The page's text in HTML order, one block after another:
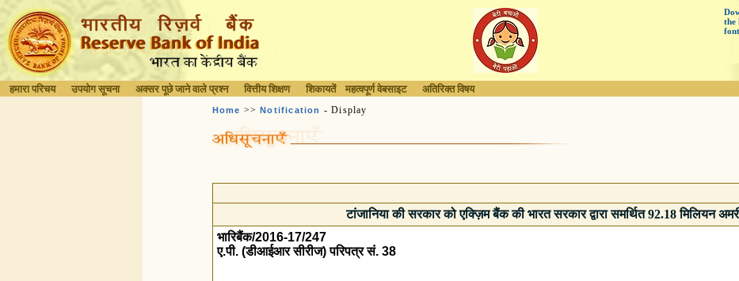
the
font
हमारा परिचय
उपयोग सूचना अक्सर पूछे जाने वाले प्रश्न वित्तीय शिक्षण शिकायतें महत्वपूर्ण वेबसाइट अतिरिक्त विषय
Home >>Notification - Display
टांजानिया की सरकार को एक्ज़िम बैंक की भारत सरकार द्वारा समर्थित 92.18 मिलियन
भारिबैंक/2016-17/247
ए.पी. (डीआईआर सीरीज) परिपत्र सं. 38